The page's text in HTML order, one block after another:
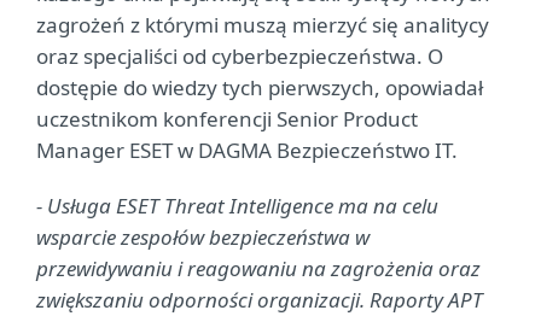
zagrożeń z którymi muszą mierzyć się analitycy
oraz specjaliści od cyberbezpieczeństwa. O
dostępie do wiedzy tych pierwszych, opowiadał
uczestnikom konferencji Senior Product
Manager ESET w DAGMA Bezpieczeństwo IT.
- Usługa ESET Threat Intelligence ma na celu
wsparcie zespołów bezpieczeństwa w
przewidywaniu i reagowaniu na zagrożenia oraz
zwiększaniu odporności organizacji. Raporty APT